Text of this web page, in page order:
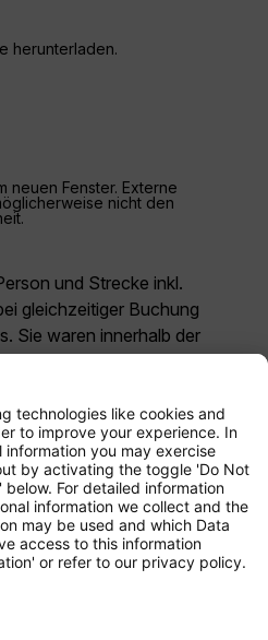
herunterladen.
neuen Fenster. Externe
nicht den
und Strecke inkl.
gleichzeitiger Buchung
Sie waren innerhalb der
aktuell. Bei den für die
Tarifen handelt es
unsere restriktivste
zusätzliche Gebühren
für andere optionale
dieAllgemeinen
.